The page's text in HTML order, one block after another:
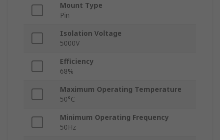
Mount Type
Pin
Isolation Voltage
5000V
Efficiency
68%
Maximum Operating Temperature
50°C
Minimum Operating Frequency
50Hz